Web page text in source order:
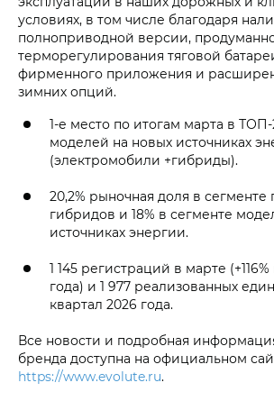
условиях, в том числе благодаря
полноприводной версии,
терморегулирования тяговой
фирменного приложения и
зимних опций.
1-е место по итогам марта в
моделей на новых источниках
(электромобили +гибриды).
20,2% рыночная доля в
гибридов и 18% в сегменте
источниках энергии.
1 145 регистраций в марте
года) и 1 977 реализованных
квартал 2026 года.
Все новости и подробная
бренда доступна на официальном
https://www.evolute.ru.